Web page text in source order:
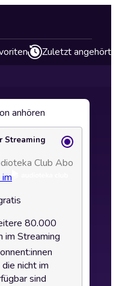
Zuletzt angehört
anhören
Streaming
Club Abo
80.000
im Streaming
nicht im
sind